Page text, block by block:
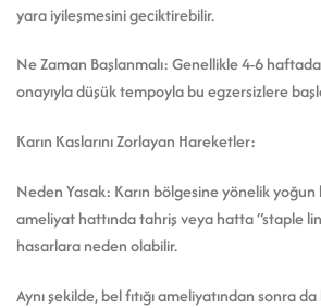
yara iyileşmesini geciktirebilir.
Ne Zaman Başlanmalı: Genellikle 4-6
onayıyla düşük tempoyla bu egzersizlere
Karın Kaslarını Zorlayan Hareketler:
Neden Yasak: Karın bölgesine yönelik
ameliyat hattında tahriş veya hatta “staple
hasarlara neden olabilir.
Aynı şekilde, bel fıtığı ameliyatından sonra